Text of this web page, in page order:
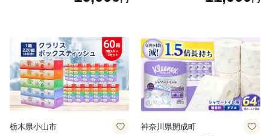
倶知安町 日用品
栃木県小山市 神奈川県開成町